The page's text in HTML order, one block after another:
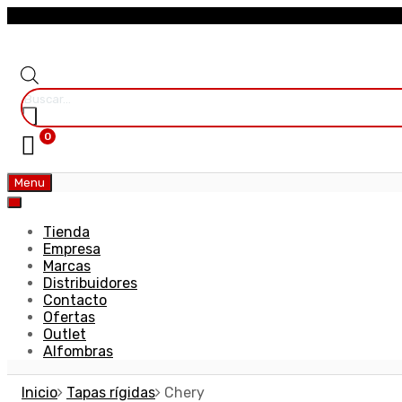
0
Menu
Tienda
Empresa
Marcas
Distribuidores
Contacto
Ofertas
Outlet
Alfombras
Inicio Tapas rígidas Chery